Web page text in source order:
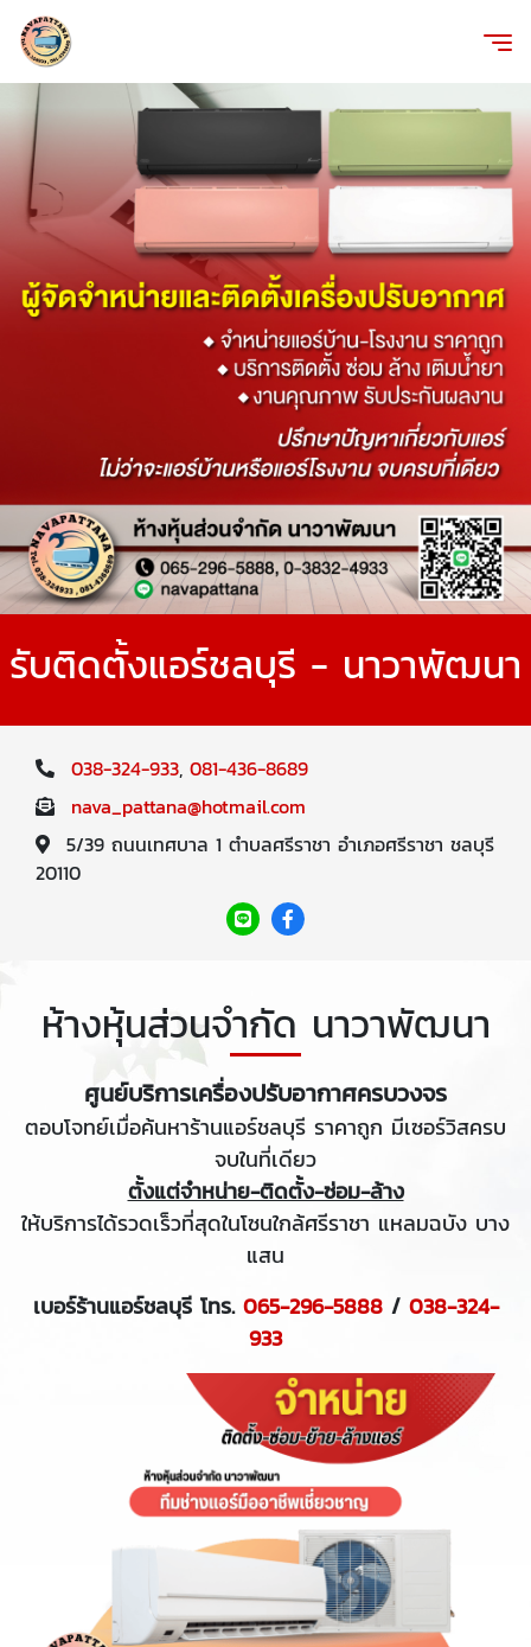
รับติดตั้งแอร์ชลบุรี - นาวาพัฒนา
038-324-933, 081-436-8689
nava_pattana@hotmail.com
5/39 ถนนเทศบาล 1 ตำบลศรีราชา อำเภอศรีราชา ชลบุรี
20110
ห้างหุ้นส่วนจำกัด นาวาพัฒนา
ศูนย์บริการเครื่องปรับอากาศครบวงจร
ตอบโจทย์เมื่อค้นหาร้านแอร์ชลบุรี ราคาถูก มีเซอร์วิสครบ
จบในที่เดียว
ตั้งแต่จำหน่าย-ติดตั้ง-ซ่อม-ล้าง
ให้บริการได้รวดเร็วที่สุดในโซนใกล้ศรีราชา แหลมฉบัง บาง
แสน
เบอร์ร้านแอร์ชลบุรี โทร. 065-296-5888/ 038-324-
933